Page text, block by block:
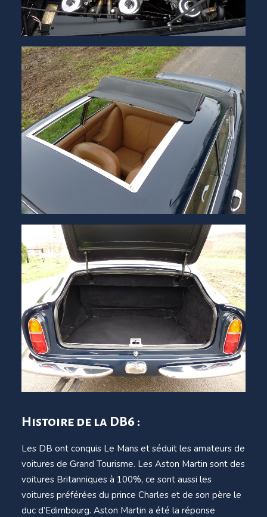
Histoire de la DB6 :
Les DB ont conquis Le Mans et séduit les amateurs de
voitures de Grand Tourisme. Les Aston Martin sont des
voitures Britanniques à 100%, ce sont aussi les
voitures préférées du prince Charles et de son père le
duc d’Edimbourg. Aston Martin a été la réponse